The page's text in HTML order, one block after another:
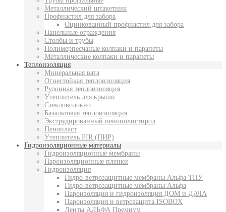
Металлический штакетник
Профнастил для забора
Оцинкованный профнастил для забора
Панельные ограждения
Столбы и трубы
Полимерпесчаные колпаки и парапеты
Металлические колпаки и парапеты
Теплоизоляция
Минеральная вата
Огнестойкая теплоизоляция
Рулонная теплоизоляция
Утеплитель для крыши
Стекловолокно
Базальтовая теплоизоляция
Экструдированный пенополистирол
Пенопласт
Утеплитель PIR (ПИР)
Гидроизоляционные материалы
Гидроизоляционные мембраны
Пароизоляционные пленки
Гидроизоляция
Гидро-ветрозащитные мембраны Альфа ТПУ
Гидро-ветрозащитные мембраны Альфа
Пароизоляция и гидроизоляция ДОМ и ДАЧА
Пароизоляция и ветрозащита ISOBOX
Ленты АЛЬФА Премиум